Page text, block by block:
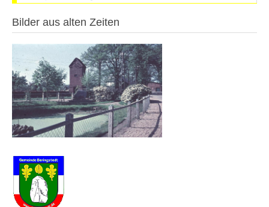
Bilder aus alten Zeiten